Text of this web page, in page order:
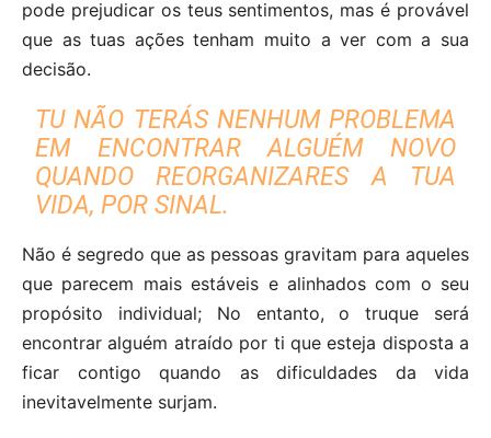
pode prejudicar os teus sentimentos, mas é provável
que as tuas ações tenham muito a ver com a sua
decisão.
TU NÃO TERÁS NENHUM PROBLEMA
EM ENCONTRAR ALGUÉM NOVO
QUANDO REORGANIZARES A TUA
VIDA, POR SINAL.
Não é segredo que as pessoas gravitam para aqueles
que parecem mais estáveis ​​e alinhados com o seu
propósito individual; No entanto, o truque será
encontrar alguém atraído por ti que esteja disposta a
ficar contigo quando as dificuldades da vida
inevitavelmente surjam.